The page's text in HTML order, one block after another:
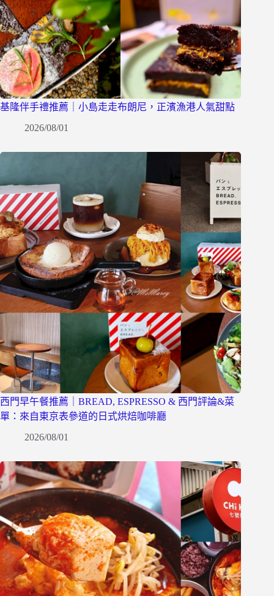
基隆伴手禮推薦｜小島走走布朗尼，正濱漁港人氣甜點
2026/08/01
西門早午餐推薦｜BREAD, ESPRESSO & 西門評論&菜
單：來自東京表參道的日式烘焙咖啡廳
2026/08/01